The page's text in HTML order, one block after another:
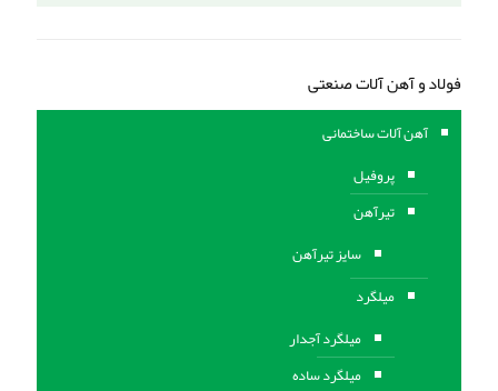
فولاد و آهن آلات صنعتی
آهن آلات ساختمانی
پروفیل
تیرآهن
سایز تیرآهن
میلگرد
میلگرد آجدار
میلگرد ساده